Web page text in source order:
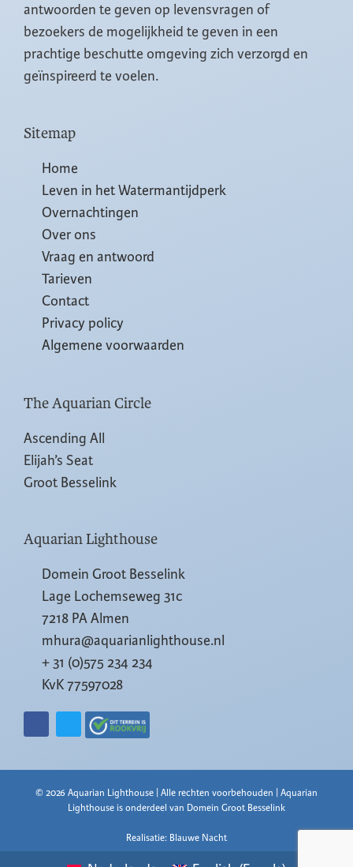
antwoorden te geven op levensvragen of
bezoekers de mogelijkheid te geven in een
prachtige beschutte omgeving zich verzorgd en
geïnspireerd te voelen.
Sitemap
Home
Leven in het Watermantijdperk
Overnachtingen
Over ons
Vraag en antwoord
Tarieven
Contact
Privacy policy
Algemene voorwaarden
The Aquarian Circle
Ascending All
Elijah’s Seat
Groot Besselink
Aquarian Lighthouse
Domein Groot Besselink
Lage Lochemseweg 31c
7218 PA Almen
mhura@aquarianlighthouse.nl
+ 31 (0)575 234 234
KvK 77597028
© 2026 Aquarian Lighthouse | Alle rechten voorbehouden | Aquarian
Lighthouse is onderdeel van Domein Groot Besselink
Realisatie: Blauwe Nacht